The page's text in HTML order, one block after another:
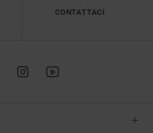
CONTATTACI